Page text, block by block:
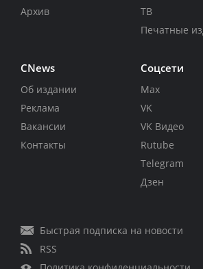
Архив
ТВ
Печатные
CNews
Об издании
Реклама
Вакансии
Контакты
Соцсети
Max
VK
VK Видео
Rutube
Telegram
Дзен
Быстрая подписка на новости
RSS